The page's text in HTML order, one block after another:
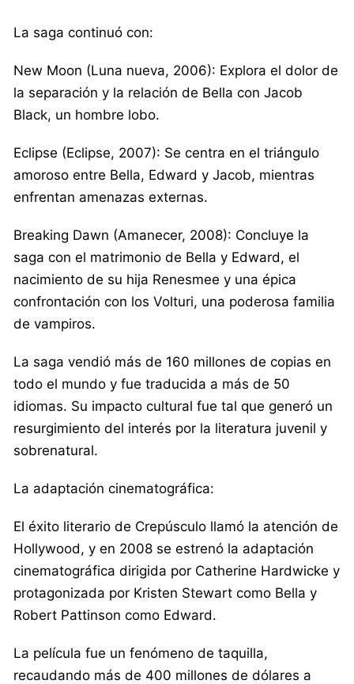
La saga continuó con:
New Moon (Luna nueva, 2006): Explora el dolor de
la separación y la relación de Bella con Jacob
Black, un hombre lobo.
Eclipse (Eclipse, 2007): Se centra en el triángulo
amoroso entre Bella, Edward y Jacob, mientras
enfrentan amenazas externas.
Breaking Dawn (Amanecer, 2008): Concluye la
saga con el matrimonio de Bella y Edward, el
nacimiento de su hija Renesmee y una épica
confrontación con los Volturi, una poderosa familia
de vampiros.
La saga vendió más de 160 millones de copias en
todo el mundo y fue traducida a más de 50
idiomas. Su impacto cultural fue tal que generó un
resurgimiento del interés por la literatura juvenil y
sobrenatural.
La adaptación cinematográfica:
El éxito literario de Crepúsculo llamó la atención de
Hollywood, y en 2008 se estrenó la adaptación
cinematográfica dirigida por Catherine Hardwicke y
protagonizada por Kristen Stewart como Bella y
Robert Pattinson como Edward.
La película fue un fenómeno de taquilla,
recaudando más de 400 millones de dólares a